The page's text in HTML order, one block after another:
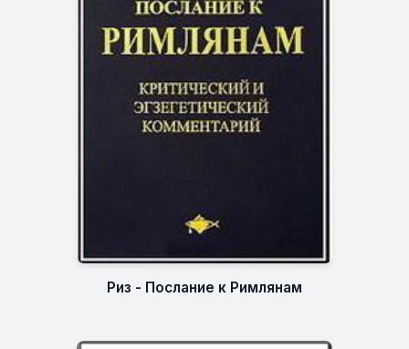
Риз - Послание к Римлянам